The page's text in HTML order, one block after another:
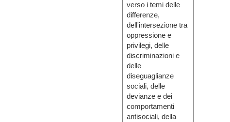
verso i temi delle
differenze,
dell'intersezione tra
oppressione e
privilegi, delle
discriminazioni e
delle
diseguaglianze
sociali, delle
devianze e dei
comportamenti
antisociali, della